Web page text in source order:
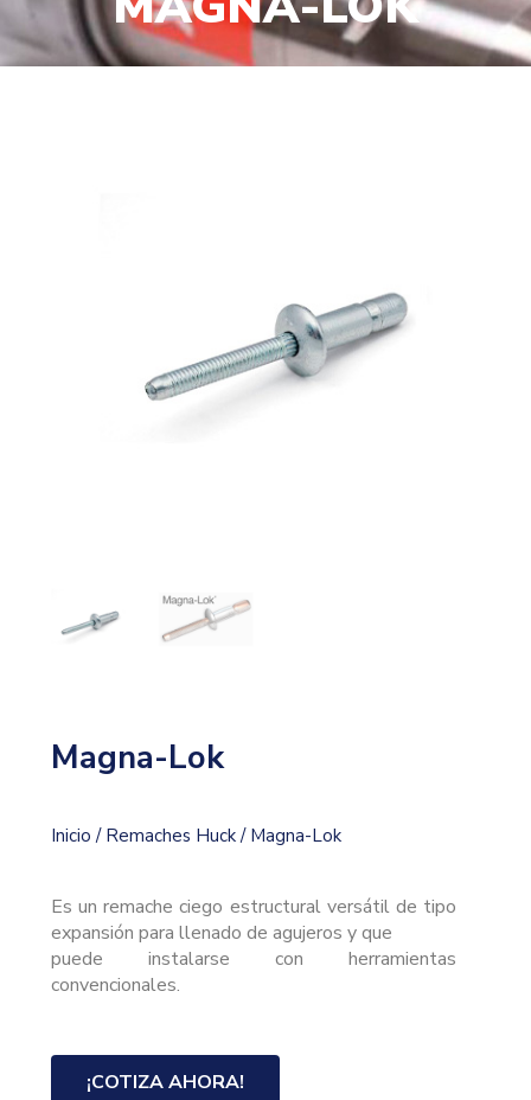
Magna-Lok
Inicio / Remaches Huck/ Magna-Lok
Es un remache ciego estructural versátil de tipo
expansión para llenado de agujeros y que
puede instalarse con herramientas
convencionales.
¡COTIZA AHORA!